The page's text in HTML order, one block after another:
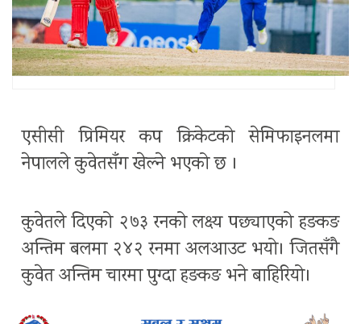
एसीसी प्रिमियर कप क्रिकेटको सेमिफाइनलमा
नेपालले कुवेतसँग खेल्ने भएको छ ।
कुवेतले दिएको २७३ रनको लक्ष्य पछ्याएको हङकङ
अन्तिम बलमा २४२ रनमा अलआउट भयो। जितसँगै
कुवेत अन्तिम चारमा पुग्दा हङकङ भने बाहिरियो।